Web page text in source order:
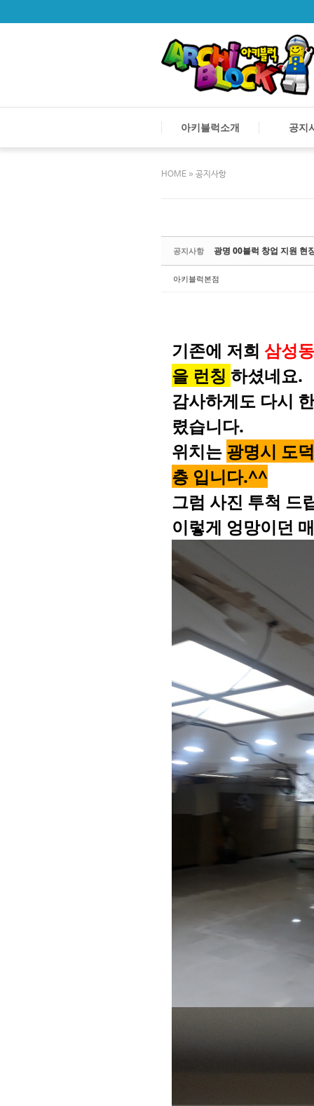
아키블럭소개 공지
HOME » 공지사항
공지사항 광명 00블럭 창업 지원 현
아키블럭본점
기존에 저희 삼성
을 런칭 하셨네요.
감사하게도 다시
렸습니다.
위치는 광명시 도
층 입니다.^^
그럼 사진 투척 드
이렇게 엉망이던
Sketchbook5,
Sketchbook5,
Sketchbook5,
Sketchbook5,